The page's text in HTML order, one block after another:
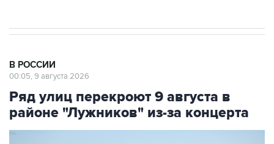
В РОССИИ
00:05, 9 августа 2026
Ряд улиц перекроют 9 августа в
районе "Лужников" из-за концерта